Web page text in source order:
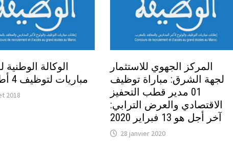
الوكالة الوطنية
مباريات لتوظيف 4 أطر مالية
2018
المركز الجهوي للاستثمار
لجهة الشرق: مباراة توظيف
01 مدير قطب التحفيز
الاقتصادي والعرض الترابي:
آخر أجل هو 13 فبراير 2020
28 janvier 2020